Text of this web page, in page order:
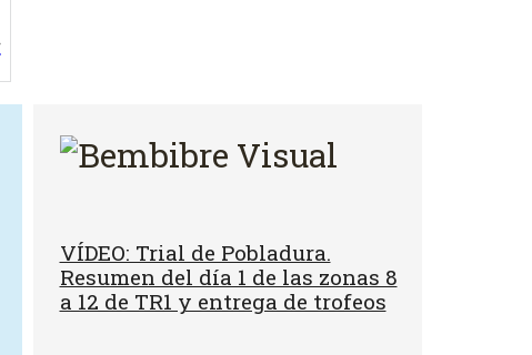
VÍDEO: Trial de Pobladura.
Resumen del día 1 de las zonas 8
a 12 de TR1 y entrega de trofeos